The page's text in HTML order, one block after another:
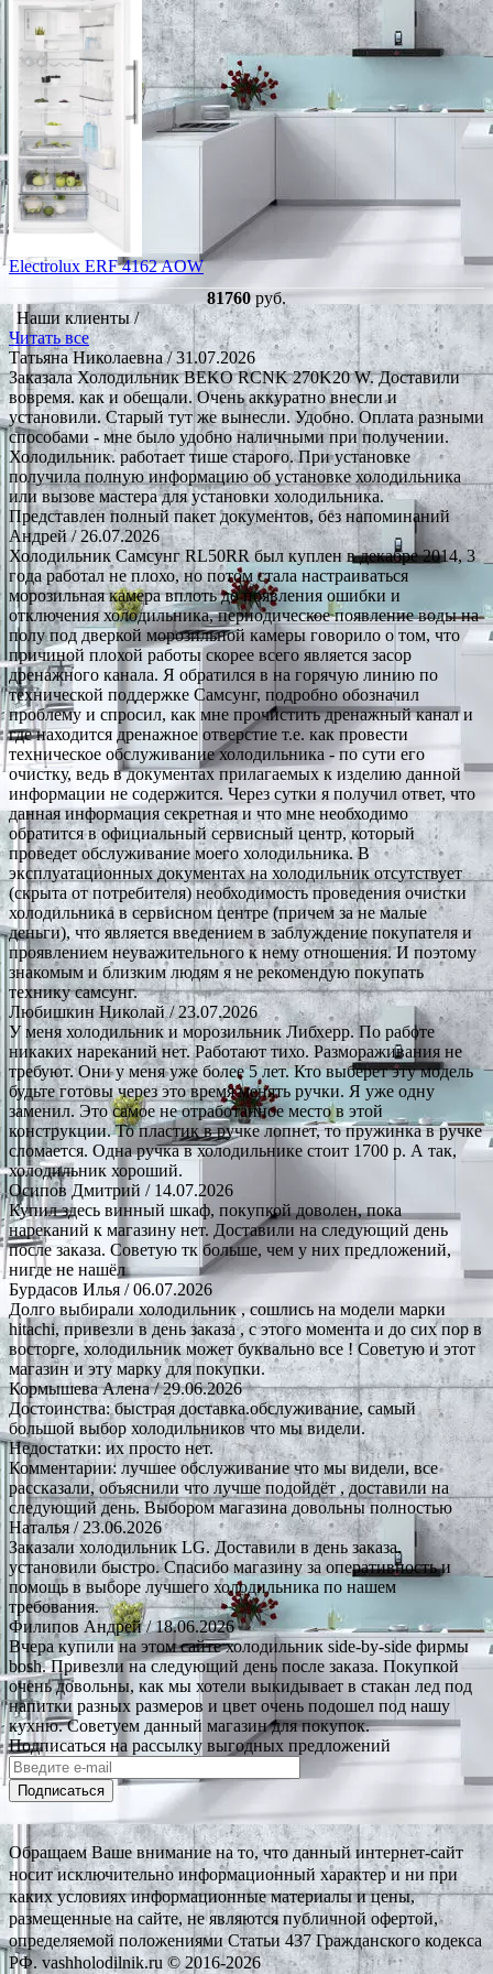
Electrolux ERF 4162 AOW
81760руб.
Наши клиенты /
Читать все
Татьяна Николаевна/ 31.07.2026
Заказала Холодильник BEKO RCNK 270K20 W. Доставили
вовремя. как и обещали. Очень аккуратно внесли и
установили. Старый тут же вынесли. Удобно. Оплата разными
способами - мне было удобно наличными при получении.
Холодильник. работает тише старого. При установке
получила полную информацию об установке холодильника
или вызове мастера для установки холодильника.
Представлен полный пакет документов, без напоминаний
Андрей/ 26.07.2026
Холодильник Самсунг RL50RR был куплен в декабре 2014, 3
года работал не плохо, но потом стала настраиваться
морозильная камера вплоть до появления ошибки и
отключения холодильника, периодическое появление воды на
полу под дверкой морозильной камеры говорило о том, что
причиной плохой работы скорее всего является засор
дренажного канала. Я обратился в на горячую линию по
технической поддержке Самсунг, подробно обозначил
проблему и спросил, как мне прочистить дренажный канал и
где находится дренажное отверстие т.е. как провести
техническое обслуживание холодильника - по сути его
очистку, ведь в документах прилагаемых к изделию данной
информации не содержится. Через сутки я получил ответ, что
данная информация секретная и что мне необходимо
обратится в официальный сервисный центр, который
проведет обслуживание моего холодильника. В
эксплуатационных документах на холодильник отсутствует
(скрыта от потребителя) необходимость проведения очистки
холодильника в сервисном центре (причем за не малые
деньги), что является введением в заблуждение покупателя и
проявлением неуважительного к нему отношения. И поэтому
знакомым и близким людям я не рекомендую покупать
технику самсунг.
Любишкин Николай/ 23.07.2026
У меня холодильник и морозильник Либхерр. По работе
никаких нареканий нет. Работают тихо. Размораживания не
требуют. Они у меня уже более 5 лет. Кто выберет эту модель
будьте готовы через это время менять ручки. Я уже одну
заменил. Это самое не отработанное место в этой
конструкции. То пластик в ручке лопнет, то пружинка в ручке
сломается. Одна ручка в холодильнике стоит 1700 р. А так,
холодильник хороший.
Осипов Дмитрий / 14.07.2026
Купил здесь винный шкаф, покупкой доволен, пока
нареканий к магазину нет. Доставили на следующий день
после заказа. Советую тк больше, чем у них предложений,
нигде не нашёл
Бурдасов Илья / 06.07.2026
Долго выбирали холодильник , сошлись на модели марки
hitachi, привезли в день заказа , с этого момента и до сих пор в
восторге, холодильник может буквально все ! Советую и этот
магазин и эту марку для покупки.
Кормышева Алена/ 29.06.2026
Достоинства: быстрая доставка.обслуживание, самый
большой выбор холодильников что мы видели.
Недостатки: их просто нет.
Комментарии: лучшее обслуживание что мы видели, все
рассказали, объяснили что лучше подойдёт , доставили на
следующий день. Выбором магазина довольны полностью
Наталья/ 23.06.2026
Заказали холодильник LG. Доставили в день заказа,
установили быстро. Спасибо магазину за оперативность и
помощь в выборе лучшего холодильника по нашем
требования.
Филипов Андрей/ 18.06.2026
Вчера купили на этом сайте холодильник side-by-side фирмы
bosh. Привезли на следующий день после заказа. Покупкой
очень довольны, как мы хотели выкидывает в стакан лед под
напитки разных размеров и цвет очень подошел под нашу
кухню. Советуем данный магазин для покупок.
Подписаться на рассылку выгодных предложений
Подписаться
Обращаем Ваше внимание на то, что данный интернет-сайт
носит исключительно информационный характер и ни при
каких условиях информационные материалы и цены,
размещенные на сайте, не являются публичной офертой,
определяемой положениями Статьи 437 Гражданского кодекса
РФ. vashholodilnik.ru © 2016-2026